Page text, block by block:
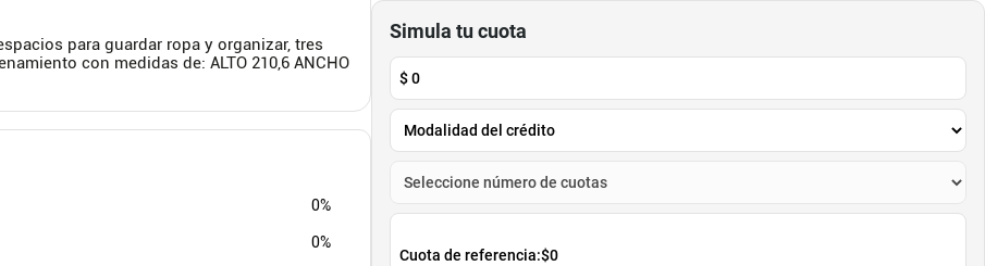
para guardar ropa y organizar, tres
con medidas de: ALTO 210,6 ANCHO
0%
0%
Simula tu cuota
$0
Cuota de referencia:$0